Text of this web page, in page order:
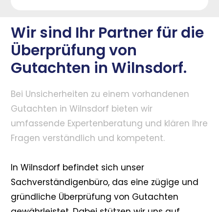
Wir sind Ihr Partner für die
Überprüfung von
Gutachten in Wilnsdorf.
Bei Unsicherheiten zu einem vorhandenen
Gutachten in Wilnsdorf bieten wir
umfassende Expertenberatung und klären Ihre
Fragen verständlich und kompetent.
In Wilnsdorf befindet sich unser
Sachverständigenbüro, das eine zügige und
gründliche Überprüfung von Gutachten